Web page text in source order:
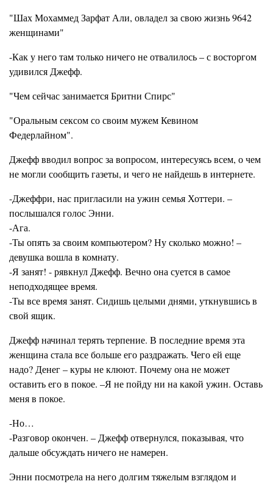
"Шах Мохаммед Зарфат Али, овладел за свою жизнь 9642
женщинами"
-Как у него там только ничего не отвалилось – с восторгом
удивился Джефф.
"Чем сейчас занимается Бритни Спирс"
"Оральным сексом со своим мужем Кевином
Федерлайном".
Джефф вводил вопрос за вопросом, интересуясь всем, о чем
не могли сообщить газеты, и чего не найдешь в интернете.
-Джеффри, нас пригласили на ужин семья Хоттери. –
послышался голос Энни.
-Ага.
-Ты опять за своим компьютером? Ну сколько можно! –
девушка вошла в комнату.
-Я занят! - рявкнул Джефф. Вечно она суется в самое
неподходящее время.
-Ты все время занят. Сидишь целыми днями, уткнувшись в
свой ящик.
Джефф начинал терять терпение. В последние время эта
женщина стала все больше его раздражать. Чего ей еще
надо? Денег – куры не клюют. Почему она не может
оставить его в покое. –Я не пойду ни на какой ужин. Оставь
меня в покое.
-Но…
-Разговор окончен. – Джефф отвернулся, показывая, что
дальше обсуждать ничего не намерен.
Энни посмотрела на него долгим тяжелым взглядом и